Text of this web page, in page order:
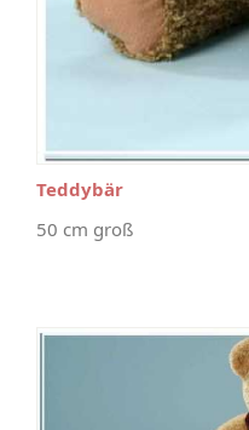
Teddybär
50 cm groß